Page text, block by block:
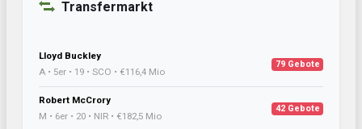
Transfermarkt
Lloyd Buckley
A • 5er • 19 • SCO • €116,4 Mio
79 Gebote
Robert McCrory
M • 6er • 20 • NIR • €182,5 Mio
42 Gebote